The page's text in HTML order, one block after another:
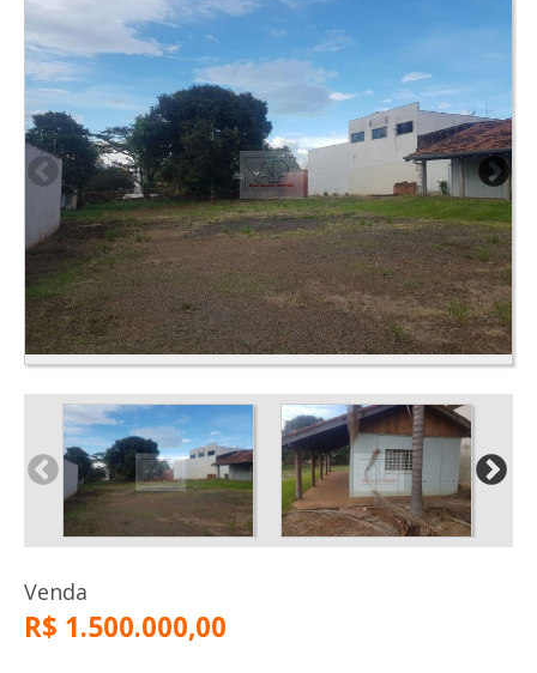
Venda
R$ 1.500.000,00